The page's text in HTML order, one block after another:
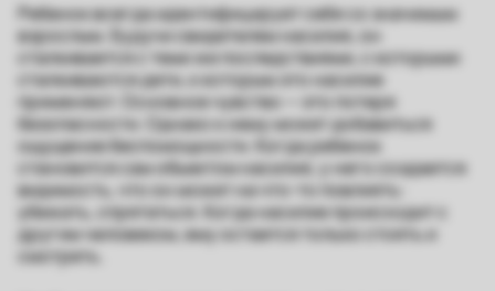
Ребенок всегда идентифицирует себя со значимым
взрослым. Будучи свидетелем насилия, он
сталкивается с теми же последствиями, с которыми
сталкиваются дети, к которым это насилие
применяют. Основное чувство — это потеря
безопасности. Однако к нему может добавиться
ощущение беспомощности. Когда ребенок
становится сам объектом насилия, у него создается
видимость, что он может на что-то повлиять:
убежать, спрятаться. Когда насилие происходит с
другим человеком, ему остается только стоять и
смотреть.